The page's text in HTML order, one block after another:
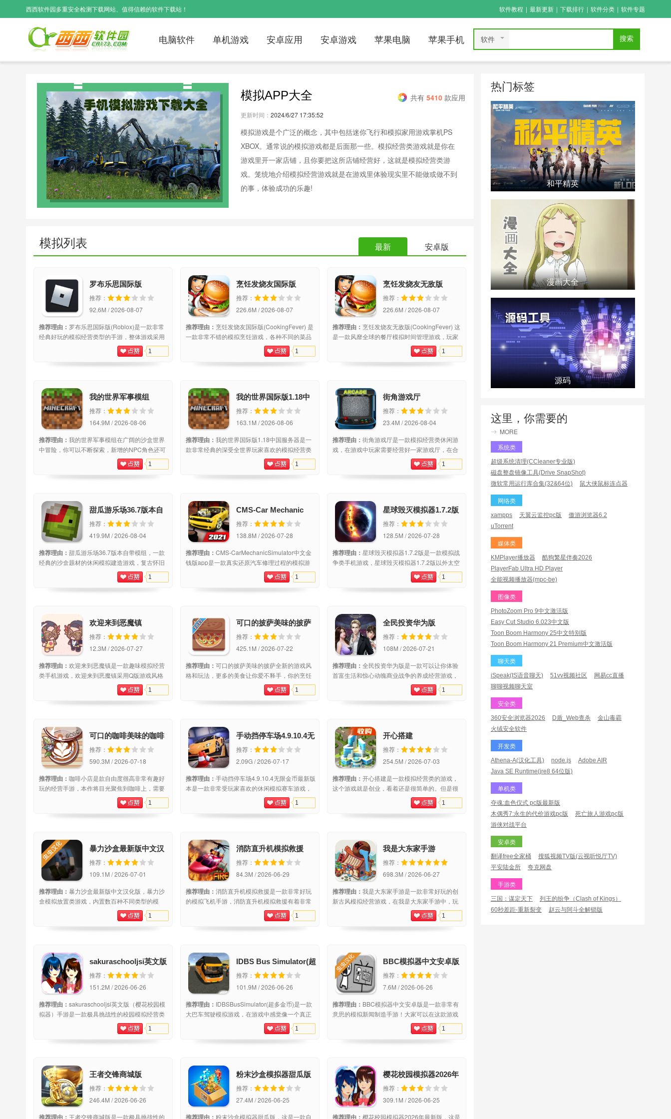
西西软件园多重安全检测下载网站、值得信赖的软件下载站！ 软件教程 | 最新更新 | 下载排行 | 软件分类 | 软件专题
电脑软件 单机游戏 安卓应用 安卓游戏 苹果电脑 苹果手机 软件 搜索
模拟APP大全 共有 5410 款应用
更新时间： 2024/6/27 17:35:52
模拟游戏是个广泛的概念，其中包括迷你飞行和模拟家用游戏掌机PS
XBOX。通常说的模拟游戏都是后面那一些。模拟经营类游戏就是你在
游戏里开一家店铺，且你要把这所店铺经营好，这就是模拟经营类游
戏。笼统地介绍模拟经营游戏就是在游戏里体验现实里不能做或做不到
的事，体验成功的乐趣!
模拟列表 最新 安卓版
罗布乐思国际版
(Roblox)
推荐：
92.6M / 2026-08-07
推荐理由： 罗布乐思国际版(Roblox)是一款非常
经典好玩的模拟经营类型的手游，整体游戏采用
3D的技术手法进行设计，为玩家打造另一个高度
真实的虚拟世界，感受不同玩法的真正趣味。游
戏介绍：罗布乐思国际版是一款挺好玩的3D沙盒
1
烹饪发烧友国际版
(Cooking Fever)
推荐：
226.6M / 2026-08-07
推荐理由： 烹饪发烧友国际版(CookingFever) 是
一款非常不错的模拟烹饪游戏，各种不同的菜品
都是可以在游戏中获取的。精美的卡通风格，带
你感受经营美食店的乐趣，只有细心地制作每一
道食物，才能获得好评。游戏介绍：这款
1
烹饪发烧友无敌版
(Cooking Fever)
推荐：
226.6M / 2026-08-07
推荐理由： 烹饪发烧友无敌版(CookingFever) 这
是一款风靡全球的餐厅模拟时间管理游戏，玩家
只需根据顾客的需求完成美食的制作与烹饪即
可，可以参加各种比赛，乐趣十足。各种小改动
和平衡性改进，让你的游戏体验更好。游戏
1
我的世界军事模组
推荐：
164.9M / 2026-08-06
推荐理由： 我的世界军事模组在广阔的沙盒世界
中冒险，你可以不断探索，新增的NPC角色还可
以为玩家提供武器的详细信息，各种炫酷的武器
层出不穷，感兴趣的朋友快来下载吧。游
1
我的世界国际版1.18中
国服务器
推荐：
163.1M / 2026-08-06
推荐理由： 我的世界国际版1.18中国服务器是一
款非常经典的深受全世界玩家喜欢的模拟经营类
游戏，经典复古高清像素游戏场景画面打造，游
戏提供了多种娱乐模式可以选择，高度自由的玩
法，在我的世界国际版中，玩家将扮演主角和小
1
街角游戏厅
推荐：
23.4M / 2026-08-04
推荐理由： 街角游戏厅是一款模拟经营类休闲游
戏，在游戏中玩家需要经营好一家游戏厅，在合
理管理金钱的同时更新游玩设备，增加游玩设
备，当店铺在这个街区开到最大的时候可以去其
他街区开分店，对这类游戏感兴趣的玩家赶快下
1
甜瓜游乐场36.7版本自
带模组
推荐：
419.9M / 2026-08-04
推荐理由： 甜瓜游乐场36.7版本自带模组，一款
经典的沙盒题材的休闲模拟建造游戏，复古怀旧
风像素游戏场景呈现，游戏提供了丰富的游戏关
卡，副本，简单的操作玩法，在甜瓜游乐场14.4
版本自带模组中，玩家可以使用超多模组，打造
1
CMS-Car Mechanic
Simulator中文金钱版
app
推荐：
138.8M / 2026-07-28
推荐理由： CMS-CarMechanicSimulator中文金
钱版app是一款真实还原汽车修理过程的模拟游
戏。从汽车的修理，喷漆，各种细节高度还原，
丰富的游戏题材，体验各种汽车的修理过程。囊
括了大量车型，无论是经典之作，还是独特的车
1
星球毁灭模拟器1.7.2版
推荐：
128.5M / 2026-07-28
推荐理由： 星球毁灭模拟器1.7.2版是一款模拟战
争类手机游戏，星球毁灭模拟器1.7.2版以外太空
宇宙为背景，玩家将面对星球之间的战争和毁
灭，游戏画面较为暗黑，氛围比较紧张，玩家可
升级武器进行防御，或者进行破坏，玩法多样，
1
欢迎来到恶魔镇
推荐：
12.3M / 2026-07-27
推荐理由： 欢迎来到恶魔镇是一款趣味模拟经营
类手机游戏，欢迎来到恶魔镇采用Q版游戏风格
构建趣味冒险世界，丰富的游戏场景和游戏关卡
给玩家无限趣味，玩家可自由布置自己的房间，
按照喜好搭配放置，完成挑战获得更多的家居，
1
可口的披萨美味的披萨
推荐：
425.1M / 2026-07-22
推荐理由： 可口的披萨美味的披萨全新的游戏风
格和玩法，更多的美食让你爱不释手，你的烹饪
技术越强大，做出来的食物就越美味，积累足够
的金币后，我们可以建造自己的餐厅，极简的操
作模式，扩大店铺收获多多。游戏介绍：一款模
1
全民投资华为版
推荐：
108M / 2026-07-21
推荐理由： 全民投资华为版是一款可以让你体验
首富生活和惊心动魄商业战争的养成经营游戏，
把你的公司交给那些你通过猎头招募进来的精英
们，开展全新的项目，成为这个世界上，最富有
的男人。全民投资华为版最新动态全民投资华为
1
可口的咖啡美味的咖啡
原版2026最新版
推荐：
590.3M / 2026-07-18
推荐理由： 咖啡小店是款自由度很高非常有趣好
玩的经营手游，本作将目光聚焦到咖啡上，需要
玩家去制作各种好喝的咖啡，学会更多咖啡的制
作方法征服所有人!游戏亮点当你无聊的时候，你
可以在这里喝茶通过满足所有顾客的需求，你可
1
手动挡停车场4.9.10.4无
限金币最新版本
推荐：
2.09G / 2026-07-17
推荐理由： 手动挡停车场4.9.10.4无限金币最新版
本是一款非常受玩家喜欢的休闲模拟赛车游戏，
3D引擎画面呈现，场景非常逼真，丰富的游戏玩
法，在手动挡停车场解锁全车版中，玩家可以亲
历体验驾驶手动车完成停车目标，喜欢的朋友
1
开心搭建
推荐：
254.5M / 2026-07-03
推荐理由： 开心搭建是一款模拟经营类的游戏，
这个游戏就是创业，看着还是很简单的。但是很
多玩家觉得有些困难，不知道这个过关的小伙伴
们，只要看了游戏简介就能轻松的过关，就来试
试这个游戏吧。开心搭建最新动态我们很高兴宣
1
暴力沙盒最新版中文汉
化版
推荐：
109.1M / 2026-07-01
推荐理由： 暴力沙盒最新版中文汉化版，暴力沙
盒模拟放置类游戏，内置数百种不同类型的模
板，可以自由搭配场景，建造你的小世界，暴力
沙盒游戏可以带你体验一系列爽快暴力的
1
消防直升机模拟救援
推荐：
84.3M / 2026-06-29
推荐理由： 消防直升机模拟救援是一款非常好玩
的模拟飞机手游，消防直升机模拟救援有着非常
简洁的游戏画面，玩家在游戏中将驾驶着直升
机，以最快的速度来抵达受灾现场，整个游戏过
程十分的紧张刺激，使用直升机喷水完成救援的
1
我是大东家手游
推荐：
698.3M / 2026-06-27
推荐理由： 我是大东家手游是一款非常好玩的创
新古风模拟经营游戏，在我是大东家手游中，玩
家将扮演主角穿越到古代扮演一名商人，经营店
铺，扩大经营，成为京城第一首富，游戏就是模
拟商人日常，非常有意思，喜欢的朋友快来下载
1
sakuraschooljsi英文版
（樱花校园模拟器）手
游
推荐：
151.2M / 2026-06-26
推荐理由： sakuraschooljsi英文版（樱花校园模
拟器）手游是一款极具挑战性的校园模拟经营类
手机游戏，sakuraschooljsi英文版（樱花校园模
拟器）手游以日系校园生活模拟为核心，唯美的
游戏场景和动听音乐给你优质视听盛宴，玩家
1
IDBS Bus Simulator(超
多金币)
推荐：
101.9M / 2026-06-26
推荐理由： IDBSBusSimulator(超多金币)是一款
大巴车驾驶模拟游戏，在游戏中感觉像一个真正
的巴士司机，我们将在全世界的道路上运送乘
客，选择最酷的巴士，并准备好通过运送您的乘
客享受激动人心的冒险。这款游戏的意义在于提
1
BBC模拟器中文安卓版
推荐：
7.6M / 2026-06-26
推荐理由： BBC模拟器中文安卓版是一款非常有
意思的模拟新闻制造手游！大家可以在这款游戏
中享受很多精彩的游戏内容！想要成为bbc新闻体
验胡说八道的乐趣吗？那就来试一试这款有趣的
手游吧！游戏介绍：在游戏中，玩家将利用上帝
1
王者交锋商城版
推荐：
246.4M / 2026-06-26
推荐理由： 王者交锋商城版是一款极具挑战性的
粉末沙盒模拟器甜瓜版
推荐：
27.4M / 2026-06-25
推荐理由： 粉末沙盒模拟器甜瓜版，这是一款自
樱花校园模拟器2026年
最新版
推荐：
309.1M / 2026-06-25
推荐理由： 樱花校园模拟器2026年最新版，这是
热门标签
和平精英
漫画大全
源码
这里，你需要的
MORE
系统类
超级系统清理(CCleaner专业版)
磁盘整盘镜像工具(Drive SnapShot)
微软常用运行库合集(32&64位)
鼠大侠鼠标连点器
网络类
xampps 天翼云监控pc版
傲游浏览器6.2
uTorrent
媒体类
KMPlayer播放器
酷狗繁星伴奏2026
PlayerFab Ultra HD Player
全能视频播放器(mpc-be)
图像类
PhotoZoom Pro 9中文激活版
Easy Cut Studio 6.023中文版
Toon Boom Harmony 25中文特别版
Toon Boom Harmony 21 Premium中文激活版
聊天类
iSpeak(IS语音聊天) 51vv视频社区
网易cc直播
聊聊视频聊天室
安全类
360安全浏览器2026 D盾_Web查杀
金山毒霸
火绒安全软件
开发类
Athena-A(汉化工具) node.js
Adobe AIR
Java SE Runtime(jre8 64位版)
单机类
夺魂:血色仪式 pc版最新版
木偶秀7:永生的代价游戏pc版
死亡旅人游戏pc版
游侠对战平台
安卓类
翻译free全家桶
搜狐视频TV版(云视听悦厅TV)
平安陆金所
夸克网盘
手游类
三国：谋定天下
列王的纷争（Clash of Kings）
60秒差距-重新裂变
赵云与阿斗全解锁版